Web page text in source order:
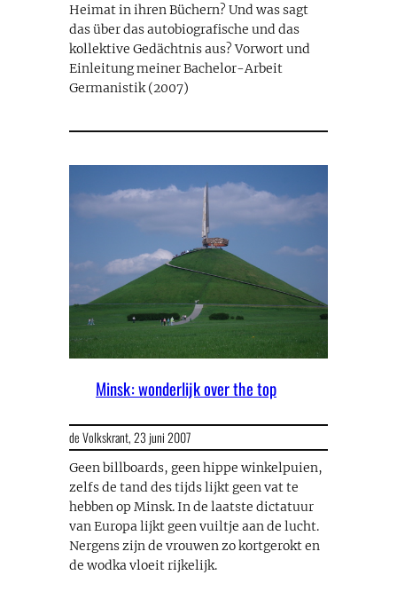
Heimat in ihren Büchern? Und was sagt
das über das autobiografische und das
kollektive Gedächtnis aus? Vorwort und
Einleitung meiner Bachelor-Arbeit
Germanistik (2007)
Minsk: wonderlijk over the top
de Volkskrant,23 juni 2007
Geen billboards, geen hippe winkelpuien,
zelfs de tand des tijds lijkt geen vat te
hebben op Minsk. In de laatste dictatuur
van Europa lijkt geen vuiltje aan de lucht.
Nergens zijn de vrouwen zo kortgerokt en
de wodka vloeit rijkelijk.